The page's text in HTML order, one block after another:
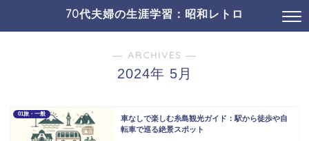
70代夫婦の生涯学習：昭和レトロ
― ARCHIVES ―
2024年 5月
01旅・一般
車なしで楽しむ糸島観光ガイド：駅から徒歩や自
転車で巡る絶景スポット